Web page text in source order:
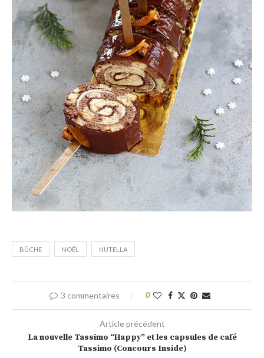
BÛCHE NOËL NUTELLA
3 commentaires 0
Article précédent
La nouvelle Tassimo “Happy” et les capsules de café
Tassimo (Concours Inside)